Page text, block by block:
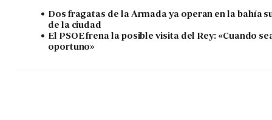
Dos fragatas de la Armada ya operan en la bahía
de la ciudad
El PSOE frena la posible visita del Rey: «Cuando
oportuno»